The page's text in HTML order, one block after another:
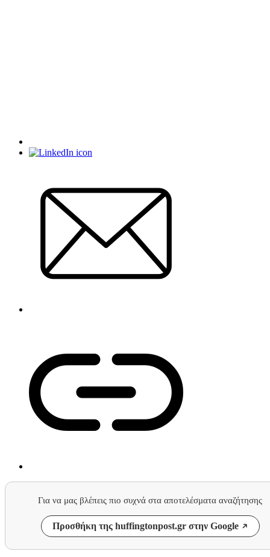
Για να μας βλέπεις πιο συχνά στα αποτελέσματα αναζήτησης
Προσθήκη της huffingtonpost.gr στην Google